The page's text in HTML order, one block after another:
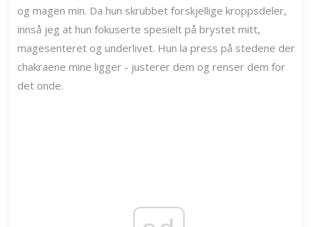
og magen min. Da hun skrubbet forskjellige kroppsdeler,
innså jeg at hun fokuserte spesielt på brystet mitt,
magesenteret og underlivet. Hun la press på stedene der
chakraene mine ligger - justerer dem og renser dem for
det onde.